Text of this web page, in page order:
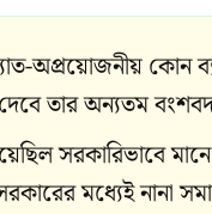
অপ্রয়োজনীয় কোন
দেবে তার অন্যতম
সরকারিভাবে
মধ্যেই নানা